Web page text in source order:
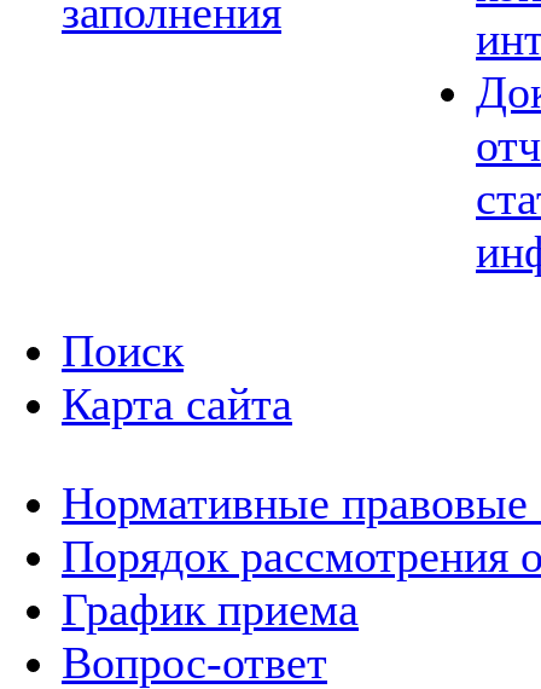
заполнения
Поиск
Карта сайта
Нормативные правовые
Порядок рассмотрения
График приема
Вопрос-ответ